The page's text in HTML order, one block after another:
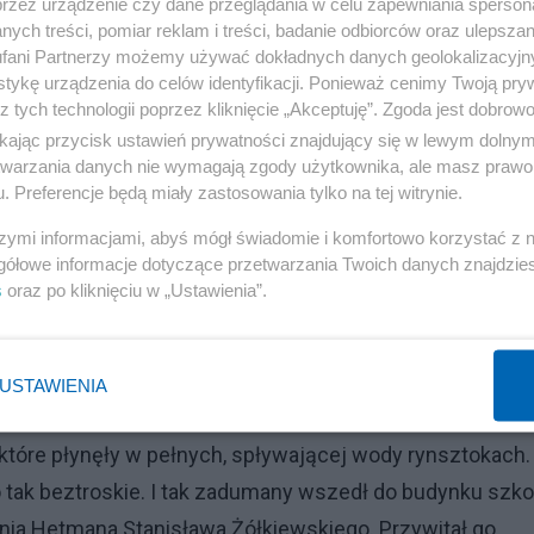
przed wystawionym Najświętszym
Zaczął od odmówienia 10tki różańca, tajemnicy
wyboru i swojego powołania życiowego.
niewiasta, którą znał jako animatorkę żywego
włączył się w modlitwę, a po jej zakończeniu
Poznał go na kółku brydżowym, gdzie wspólnie
grali ze sobą na różnych turniejach, tej wymagającej
nauczycielem matematyki. Michał studiował na
później niż jego kolega matematyk, uczący już
od niego, mijał zabłocone ulice. Dojrzał grupę
płynęły w pełnych, spływającej wody rynsztokach.
beztroskie. I tak zadumany wszedł do budynku
Hetmana Stanisława Żółkiewskiego. Przywitał go
treści, pomiar reklam i treści, badanie odbiorców oraz
Partnerzy możemy używać dokładnych danych
urządzenia do celów identyfikacji. Ponieważ cenimy Twoją
tych technologii poprzez kliknięcie „Akceptuję”. Zgoda jest
przycisk ustawień prywatności znajdujący się w lewym
danych nie wymagają zgody użytkownika, ale masz
Preferencje będą miały zastosowania tylko na tej witrynie.
informacjami, abyś mógł świadomie i komfortowo korzystać z
informacje dotyczące przetwarzania Twoich danych
oraz po kliknięciu w „Ustawienia”.
USTAWIENIA